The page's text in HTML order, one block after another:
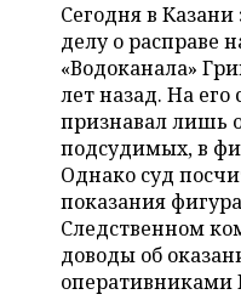
ВОЛЕЙБОЛ
КИБЕРСПОРТ
ФИГУРНОЕ КАТАНИЕ
ВОДНЫЕ ВИДЫ
ХОККЕЙ С МЯЧОМ
ИСТОРИЯ
КУЛЬТУРА
МЕДИЦИНА
ОБРАЗОВАНИЕ
ПРОИСШЕСТВИЯ
СПИСОК ПЕРСОН
СПИСОК КОМПАНИЙ
ПОЛНАЯ ВЕРСИЯ
Сегодня в
делу о расправе
«Водоканала»
лет назад. На его
признавал лишь
подсудимых, в
Однако суд
показания
Следственном
доводы об